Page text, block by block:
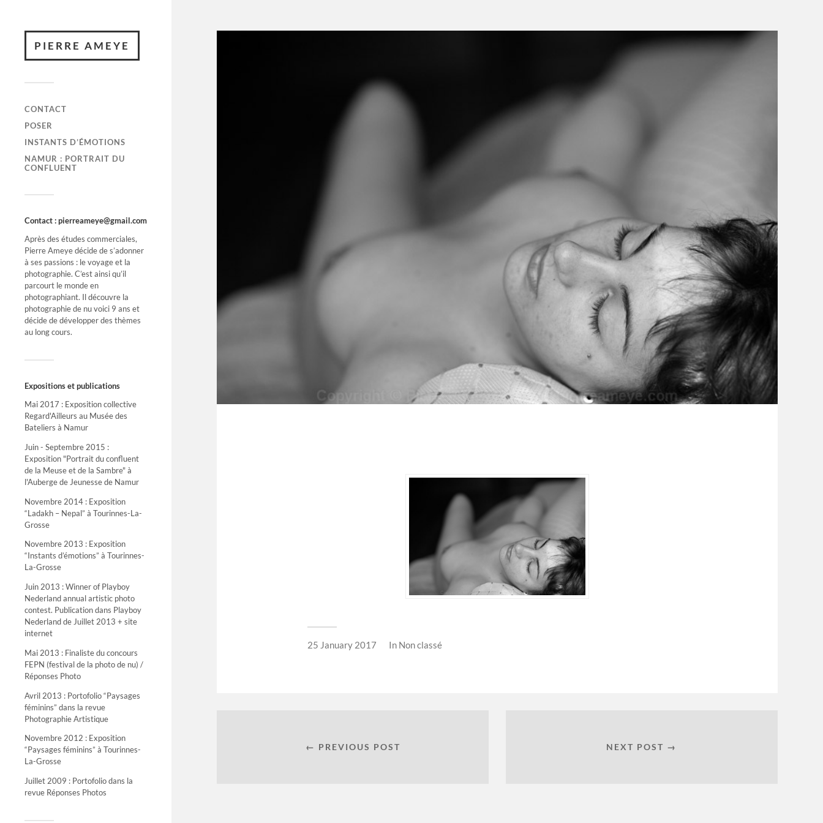
PIERRE AMEYE
CONTACT
POSER
INSTANTS D’ÉMOTIONS
NAMUR : PORTRAIT DU
CONFLUENT
Contact : pierreameye@gmail.com
Après des études commerciales,
Pierre Ameye décide de s’adonner
à ses passions : le voyage et la
photographie. C’est ainsi qu’il
parcourt le monde en
photographiant. Il découvre la
photographie de nu voici 9 ans et
décide de développer des thèmes
au long cours.
Expositions et publications
Mai 2017 : Exposition collective
Regard'Ailleurs au Musée des
Bateliers à Namur
Juin - Septembre 2015 :
Exposition "Portrait du confluent
de la Meuse et de la Sambre" à
l'Auberge de Jeunesse de Namur
Novembre 2014 : Exposition
“Ladakh – Nepal” à Tourinnes-La-
Grosse
Novembre 2013 : Exposition
“Instants d’émotions” à Tourinnes-
La-Grosse
Juin 2013 : Winner of Playboy
Nederland annual artistic photo
contest. Publication dans Playboy
Nederland de Juillet 2013 + site
internet
Mai 2013 : Finaliste du concours
FEPN (festival de la photo de nu) /
Réponses Photo
Avril 2013 : Portofolio “Paysages
féminins” dans la revue
Photographie Artistique
Novembre 2012 : Exposition
“Paysages féminins” à Tourinnes-
La-Grosse
Juillet 2009 : Portofolio dans la
revue Réponses Photos
25 January 2017 In Non classé
← PREVIOUS POST NEXT POST →